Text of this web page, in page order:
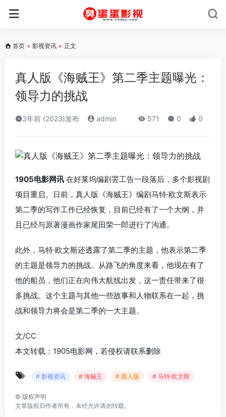
首页 • 影视资讯 • 正文
真人版《海贼王》第二季主题曝光：
领导力的挑战
3年前 (2023)发布 admin 571 0 0
1905电影网讯 在好莱坞编剧罢工告一段落后，多个影视剧
项目重启。日前，真人版《海贼王》编剧马特·欧文斯表示
第二季的写作工作已经恢复，目前已经有了一个大纲，并
且已经与原著漫画作家尾田荣一郎进行了沟通。
此外，马特·欧文斯还透露了第二季的主题，他表示第二季
的主题是领导力的挑战。从路飞的角度来看，他现在有了
他的船员，他们正在向伟大航线出发，这一责任带来了很
多挑战。这个主题与其他一些故事和人物联系在一起，挑
战和领导力将会是第二季的一大主题。
文/CC
本文转载：1905电影网，若侵权请联系删除
# 影视资讯 # 海贼王 # 真人版 # 马特·欧文斯
© 版权声明
文章版权归作者所有，未经允许请勿转载。